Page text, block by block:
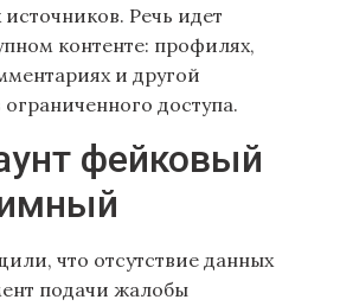
Речь идет
контенте: профилях,
и другой
доступа.
фейковый
что отсутствие данных
подачи жалобы